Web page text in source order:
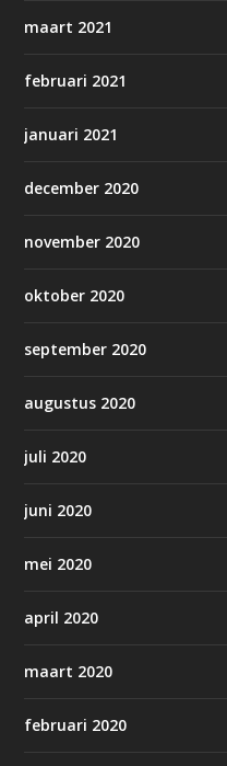
maart 2021
februari 2021
januari 2021
december 2020
november 2020
oktober 2020
september 2020
augustus 2020
juli 2020
juni 2020
mei 2020
april 2020
maart 2020
februari 2020